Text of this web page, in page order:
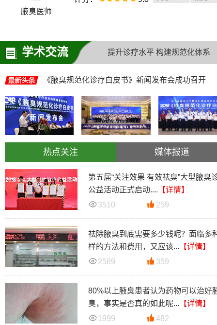
腋臭医师
学术交流 提升诊疗水平 构建规范化体系
《腋臭规范化诊疗白皮书》新闻发布会成功召开
热点关注 媒体报道
第五届“关注效果 有效祛臭”大型腋臭
公益活动正式启动.... 【详情】
3510
259
祛除腋臭到底需要多少钱呢？面临多
样的方法和费用，又应该... 【详情】
2589
359
80%以上腋臭患者认为药物可以治好
臭，事实是否真的如此呢... 【详情】
1999
482